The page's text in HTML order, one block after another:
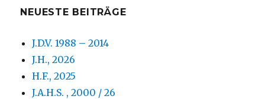
NEUESTE BEITRÄGE
J.D.V. 1988 – 2014
J.H., 2026
H.F., 2025
J.A.H.S. , 2000 / 26